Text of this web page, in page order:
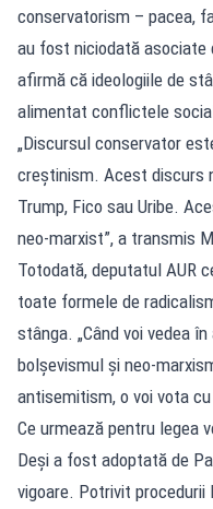
conservatorism – pacea,
au fost niciodată asociate
afirmă că ideologiile de
alimentat conflictele
„Discursul conservator
creștinism. Acest discurs
Trump, Fico sau Uribe.
neo-marxist”, a transmis
Totodată, deputatul AUR
toate formele de
stânga. „Când voi vedea
bolșevismul și neo-
antisemitism, o voi vota
Ce urmează pentru legea
Deși a fost adoptată de
vigoare. Potrivit